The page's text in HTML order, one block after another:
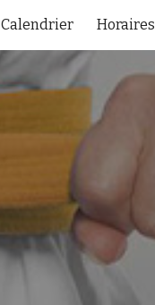
Calendrier Horaires